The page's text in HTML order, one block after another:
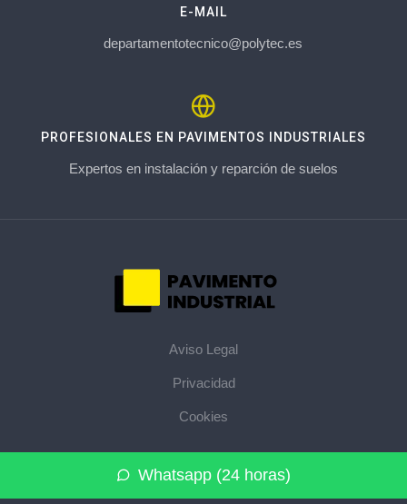
Whatsapp (24 horas)
E-MAIL
departamentotecnico@polytec.es
PROFESIONALES EN PAVIMENTOS INDUSTRIALES
Expertos en instalación y reparción de suelos
Aviso Legal
Privacidad
Cookies
© 2026 pavimentoindustrial.pro · La web de pavimentos
industriales de su provincia · Mapa del sitio